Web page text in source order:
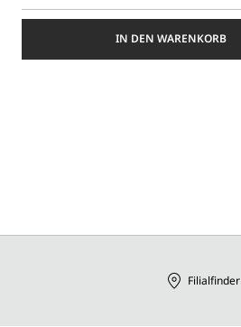
IN DEN WARENKORB
Filialfinder